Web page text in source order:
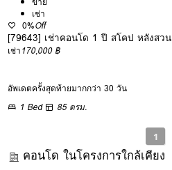
เช่า
0%Off
[79643] เช่าคอนโด 1 ปี สโคป หลังสวน
เช่า170,000 ฿
อัพเดตครั้งสุดท้ายมากกว่า 30 วัน
1 Bed
85 ตรม.
1
คอนโด ในโครงการใกล้เคียง